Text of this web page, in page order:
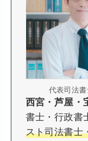
代表司法
西宮・芦屋・
書士・行政書
スト司法書士